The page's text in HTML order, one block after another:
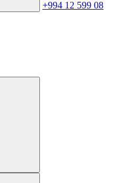
+994 12 599 08